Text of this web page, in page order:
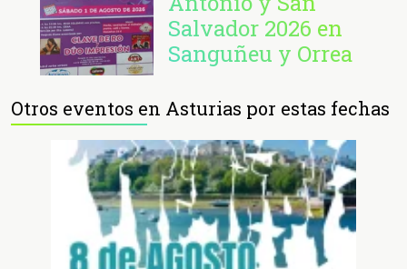
Salvador 2026 en
Sanguñeu y Orrea
Otros eventos en Asturias por estas fechas